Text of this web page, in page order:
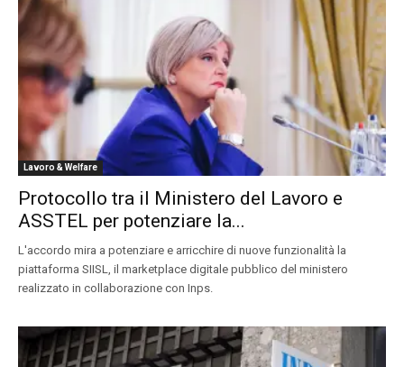
Lavoro & Welfare
Protocollo tra il Ministero del Lavoro e
ASSTEL per potenziare la...
L'accordo mira a potenziare e arricchire di nuove funzionalità la
piattaforma SIISL, il marketplace digitale pubblico del ministero
realizzato in collaborazione con Inps.